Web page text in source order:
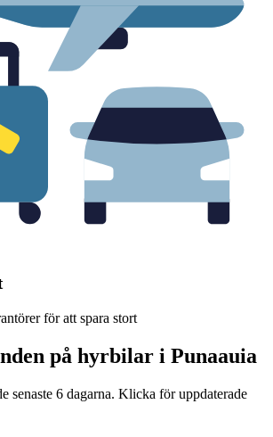
för att spara stort
på hyrbilar i Punaauia
senaste 6 dagarna. Klicka för uppdaterade